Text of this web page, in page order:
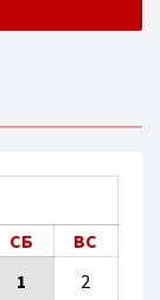
СБ
ВС
1
2